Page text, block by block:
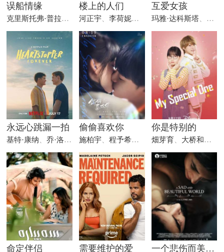
误船情缘
克里斯托弗·普拉哈 艾米丽·乌勒普
楼上的人们
河正宇、 李荷妮、 孔晓振
互爱女孩
玛雅·达科斯塔、 米拉
永远心跳漏一拍
基特·康纳 、乔·洛克 、安娜·麦克西维尔·马丁
偷偷喜欢你
施柏宇、 程予希、 林子闳
你是特别的
畑芽育、 大桥和也
命定伴侣 需要维护的爱 一个悲伤而美丽的世界